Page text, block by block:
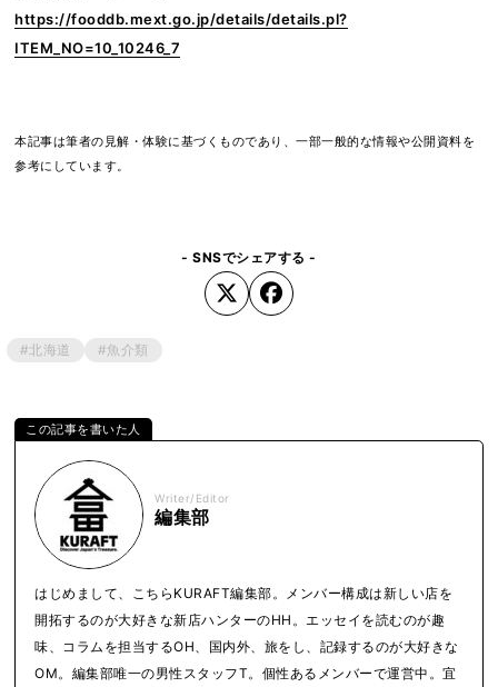
https://fooddb.mext.go.jp/details/details.pl?
ITEM_NO=10_10246_7
本記事は筆者の見解・体験に基づくものであり、一部一般的な情報や公開資料を
参考にしています。
- SNSでシェアする -
#北海道 #魚介類
Writer/Editor
編集部
はじめまして、こちらKURAFT編集部。メンバー構成は新しい店を
開拓するのが大好きな新店ハンターのHH。エッセイを読むのが趣
味、コラムを担当するOH、国内外、旅をし、記録するのが大好きな
OM。編集部唯一の男性スタッフT。個性あるメンバーで運営中。宜